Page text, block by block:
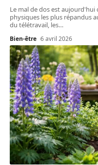
Le mal de dos est
physiques les plus répandus
du télétravail, les…
Bien-être 6 avril 2026